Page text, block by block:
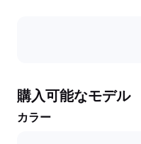
購入可能なモデル
カラー